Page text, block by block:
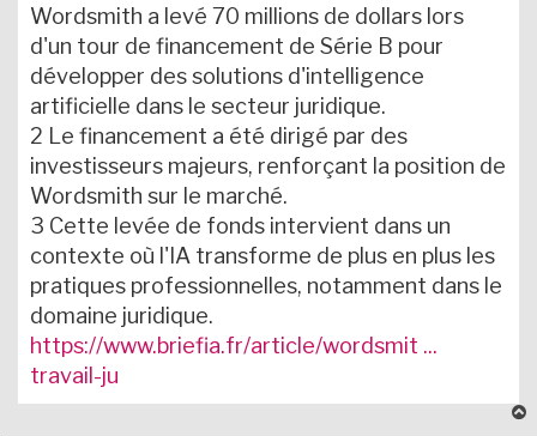
s
a
g
e
o
n
l
u
Wordsmith a levé 70 millions de dollars lors
d'un tour de financement de Série B pour
développer des solutions d'intelligence
artificielle dans le secteur juridique.
2 Le financement a été dirigé par des
investisseurs majeurs, renforçant la position de
Wordsmith sur le marché.
3 Cette levée de fonds intervient dans un
contexte où l'IA transforme de plus en plus les
pratiques professionnelles, notamment dans le
domaine juridique.
https://www.briefia.fr/article/wordsmit ...
travail-ju